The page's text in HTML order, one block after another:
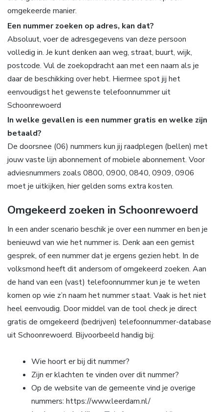
omgekeerde manier.
Een nummer zoeken op adres, kan dat?
Absoluut, voer de adresgegevens van deze persoon
volledig in. Je kunt denken aan weg, straat, buurt, wijk,
postcode. Vul de zoekopdracht aan met een naam als je
daar de beschikking over hebt. Hiermee spot jij het
eenvoudigst het gewenste telefoonnummer uit
Schoonrewoerd
In welke gevallen is een nummer gratis en welke zijn
betaald?
De doorsnee (06) nummers kun jij raadplegen (bellen) met
jouw vaste lijn abonnement of mobiele abonnement. Voor
adviesnummers zoals 0800, 0900, 0840, 0909, 0906
moet je uitkijken, hier gelden soms extra kosten.
Omgekeerd zoeken in Schoonrewoerd
In een ander scenario beschik je over een nummer en ben je
benieuwd van wie het nummer is. Denk aan een gemist
gesprek, of een nummer dat je ergens gezien hebt. In de
volksmond heeft dit andersom of omgekeerd zoeken. Aan
de hand van een (vast) telefoonnummer kun je te weten
komen op wie z’n naam het nummer staat. Vaak is het niet
heel eenvoudig. Door middel van de tool check je direct
gratis de omgekeerd (bedrijven) telefoonnummer-database
uit Schoonrewoerd. Bijvoorbeeld handig bij:
Wie hoort er bij dit nummer?
Zijn er klachten te vinden over dit nummer?
Op de website van de gemeente vind je overige
nummers: https://www.leerdam.nl/